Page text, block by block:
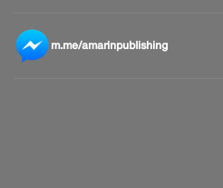
m.me/amarinpublishing